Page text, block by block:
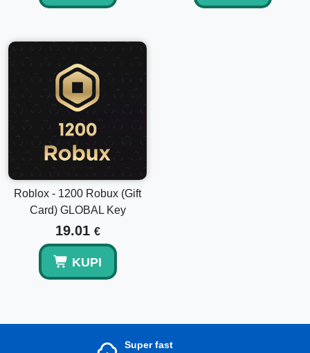
gaming iskustva.
svojuRoblox 200 Robux Poklon Karticu
Roblox - 1200 Robux (Gift
Card) GLOBAL Key
19.01 €
KUPI
Super fast